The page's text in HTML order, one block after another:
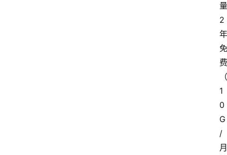
量
2
年
免
费
（
1
0
G
/
月